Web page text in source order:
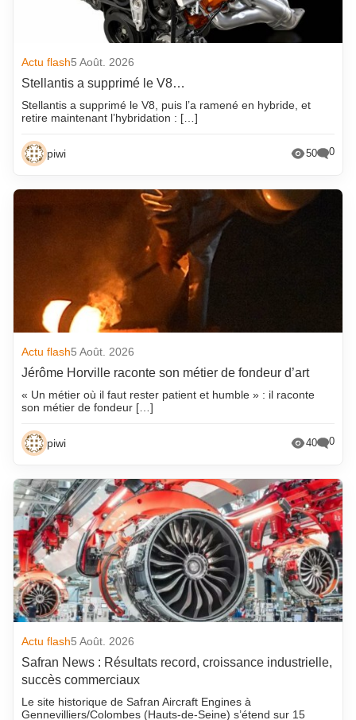
Actu flash5 Août. 2026
Stellantis a supprimé le V8…
Stellantis a supprimé le V8, puis l’a ramené en hybride, et
retire maintenant l’hybridation : […]
piwi 50 0
Actu flash5 Août. 2026
Jérôme Horville raconte son métier de fondeur d’art
« Un métier où il faut rester patient et humble » : il raconte
son métier de fondeur […]
piwi 40 0
Actu flash5 Août. 2026
Safran News : Résultats record, croissance industrielle,
succès commerciaux
Le site historique de Safran Aircraft Engines à
Gennevilliers/Colombes (Hauts-de-Seine) s’étend sur 15